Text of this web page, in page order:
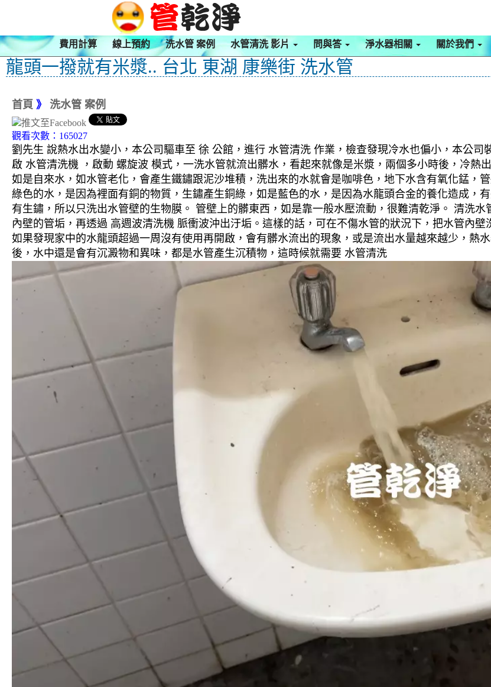
費用計算 線上預約 洗水管 案例 水管清洗 影片 問與答 淨水器相關 關於我們
龍頭一撥就有米漿.. 台北 東湖 康樂街 洗水管
首頁 》 洗水管 案例
觀看次數：165027
劉先生 說熱水出水變小，本公司驅車至 徐 公館，進行 水管清洗 作業，檢查發現冷水也偏小，本公
啟 水管清洗機 ，啟動 螺旋波 模式，一洗水管就流出髒水，看起來就像是米漿，兩個多小時後，冷熱
如是自來水，如水管老化，會產生鐵鏽跟泥沙堆積，洗出來的水就會是咖啡色，地下水含有氧化錳，
綠色的水，是因為裡面有銅的物質，生鏽產生銅綠，如是藍色的水，是因為水龍頭合金的養化造成，
有生鏽，所以只洗出水管壁的生物膜。 管壁上的髒東西，如是靠一般水壓流動，很難清乾淨。 清洗
內壁的管垢，再透過 高週波清洗機 脈衝波沖出汙垢。這樣的話，可在不傷水管的狀況下，把水管內壁
如果發現家中的水龍頭超過一周沒有使用再開啟，會有髒水流出的現象，或是流出水量越來越少，熱
後，水中還是會有沉澱物和異味，都是水管產生沉積物，這時候就需要 水管清洗